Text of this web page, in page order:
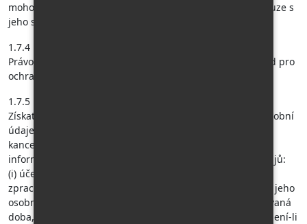
mohou být jeho údaje zpracovány, s výjimkou uložení, pouze s
jeho souhlasem.
1.7.4
Právo podat stížnost u dozorového orgánu, kterým je Úřad pro
ochranu osobních údajů.
1.7.5
Získat od cestovní kanceláře kdykoliv potvrzení, že jeho osobní
údaje jsou zpracovávány, a pokud tomu tak je, je cestovní
kancelář povinna mu na žádost poskytnout následující
informace a vydat mu kopii zpracovávaných osobních údajů:
(i) účel zpracování, (ii) kategorie osobních údajů, které
zpracovává, (iii) příjemci nebo kategorie příjemců, kterým jeho
osobní údaje byly nebo budou zpřístupněny, (iv) plánovaná
doba, po kterou budou jeho osobní údaje uloženy, nebo není-li